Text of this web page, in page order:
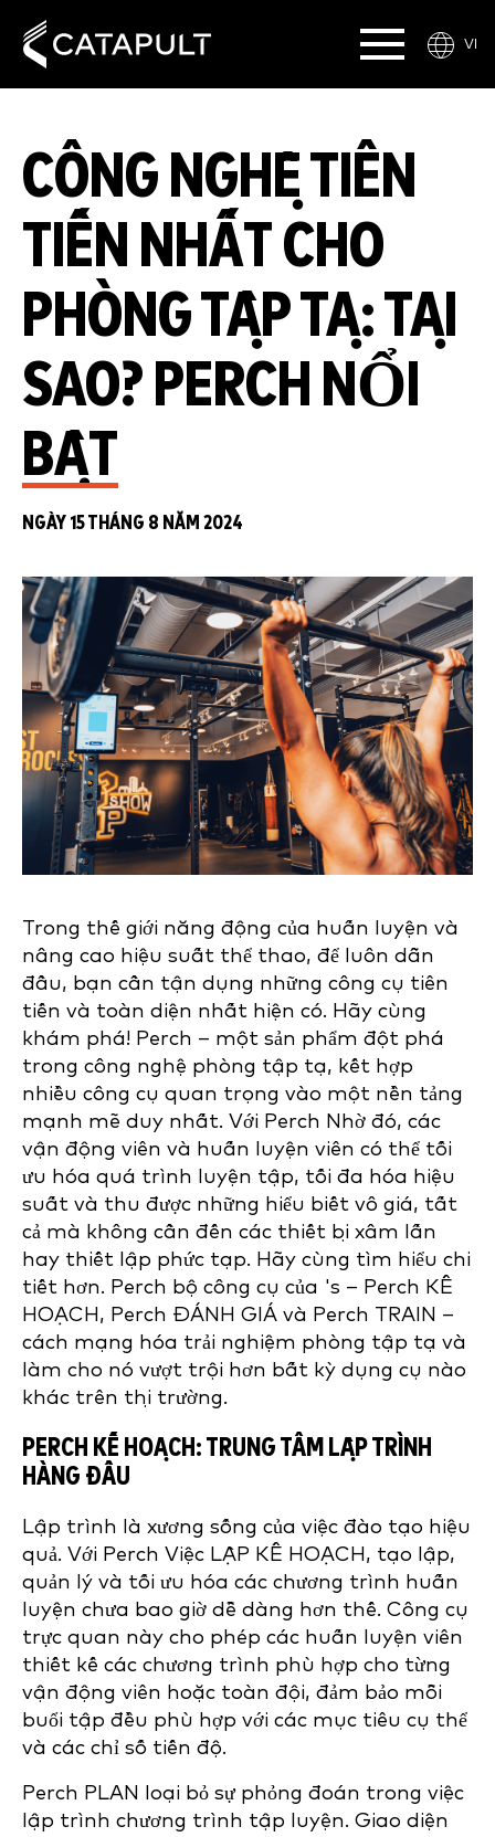
VI
CÔNG NGHỆ TIÊN
TIẾN NHẤT CHO
PHÒNG TẬP TẠ: TẠI
SAO? PERCH NỔI
BẬT
NGÀY 15 THÁNG 8 NĂM 2024
Trong thế giới năng động của huấn luyện và
nâng cao hiệu suất thể thao, để luôn dẫn
đầu, bạn cần tận dụng những công cụ tiên
tiến và toàn diện nhất hiện có. Hãy cùng
khám phá! Perch – một sản phẩm đột phá
trong công nghệ phòng tập tạ, kết hợp
nhiều công cụ quan trọng vào một nền tảng
mạnh mẽ duy nhất. Với Perch Nhờ đó, các
vận động viên và huấn luyện viên có thể tối
ưu hóa quá trình luyện tập, tối đa hóa hiệu
suất và thu được những hiểu biết vô giá, tất
cả mà không cần đến các thiết bị xâm lấn
hay thiết lập phức tạp. Hãy cùng tìm hiểu chi
tiết hơn. Perch bộ công cụ của 's – Perch KẾ
HOẠCH, Perch ĐÁNH GIÁ và Perch TRAIN –
cách mạng hóa trải nghiệm phòng tập tạ và
làm cho nó vượt trội hơn bất kỳ dụng cụ nào
khác trên thị trường.
PERCH KẾ HOẠCH: TRUNG TÂM LẬP TRÌNH
HÀNG ĐẦU
Lập trình là xương sống của việc đào tạo hiệu
quả. Với Perch Việc LẬP KẾ HOẠCH, tạo lập,
quản lý và tối ưu hóa các chương trình huấn
luyện chưa bao giờ dễ dàng hơn thế. Công cụ
trực quan này cho phép các huấn luyện viên
thiết kế các chương trình phù hợp cho từng
vận động viên hoặc toàn đội, đảm bảo mỗi
buổi tập đều phù hợp với các mục tiêu cụ thể
và các chỉ số tiến độ.
Perch PLAN loại bỏ sự phỏng đoán trong việc
lập trình chương trình tập luyện. Giao diện